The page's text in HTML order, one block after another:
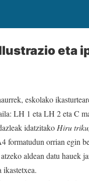
eta
eskolako
LH 1 eta LH 2 eta C
idatzitako Hiru
formatudun orrian egin
aldean datu hauek
ikastetxea.